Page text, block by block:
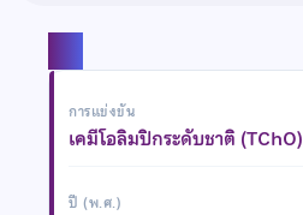
การแข่งขัน
เคมีโอลิมปิกระดับชาติ (TChO)
ปี (พ.ศ.)